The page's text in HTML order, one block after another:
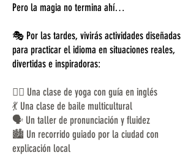
Pero la magia no termina ahí…
🎭 Por las tardes, vivirás actividades diseñadas
para practicar el idioma en situaciones reales,
divertidas e inspiradoras:
🧘‍♀️ Una clase de yoga con guía en inglés
💃 Una clase de baile multicultural
🗣️ Un taller de pronunciación y fluidez
🏙️ Un recorrido guiado por la ciudad con
explicación local